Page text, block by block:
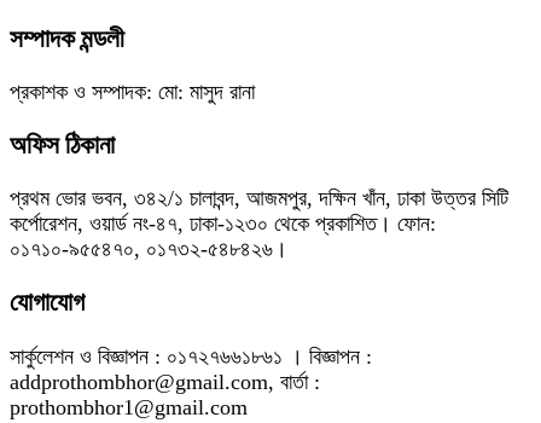
সম্পাদক মন্ডলী
প্রকাশক ও সম্পাদক: মো: মাসুদ রানা
অফিস ঠিকানা
প্রথম ভোর ভবন, ৩৪২/১ চালাবন্দ, আজমপুর, দক্ষিন খাঁন, ঢাকা উত্তর সিটি
কর্পোরেশন, ওয়ার্ড নং-৪৭, ঢাকা-১২৩০ থেকে প্রকাশিত। ফোন:
০১৭১০-৯৫৫৪৭০, ০১৭৩২-৫৪৮৪২৬।
যোগাযোগ
সার্কুলেশন ও বিজ্ঞাপন : ০১৭২৭৬৬১৮৬১ । বিজ্ঞাপন :
addprothombhor@gmail.com, বার্তা :
prothombhor1@gmail.com